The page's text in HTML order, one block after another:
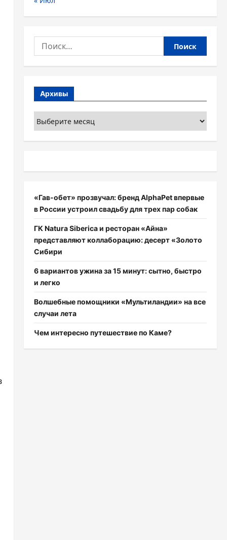
Найти:
Архивы
Архивы
«Гав-обет» прозвучал: бренд AlphaPet впервые
в России устроил свадьбу для трех пар собак
ГК Natura Siberica и ресторан «Айна»
представляют коллаборацию: десерт «Золото
Сибири
6 вариантов ужина за 15 минут: сытно, быстро
и легко
Волшебные помощники «Мультиландии» на все
случаи лета
Чем интересно путешествие по Каме?